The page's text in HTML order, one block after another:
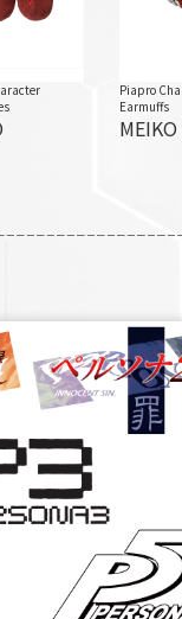
Piapro
Earmuffs
MEIKO